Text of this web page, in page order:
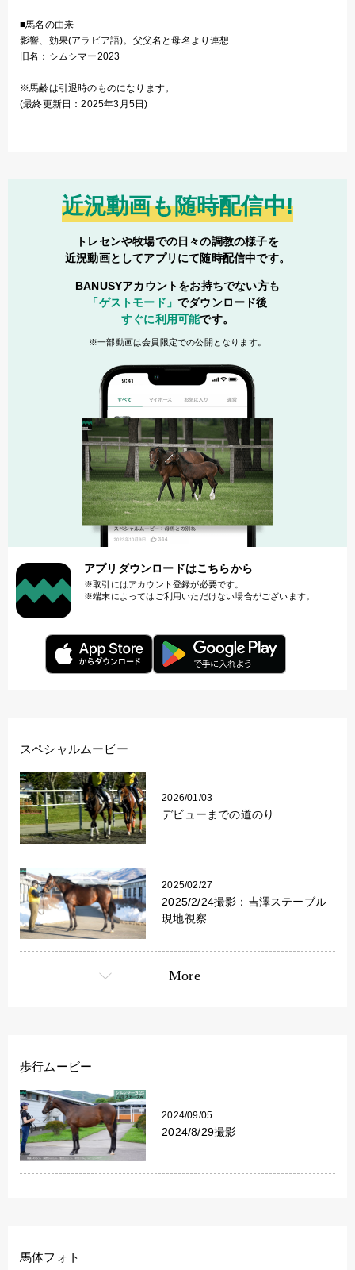
■馬名の由来
影響、効果(アラビア語)。父父名と母名より連想
旧名：シムシマー2023
※馬齢は引退時のものになります。
(最終更新日：2025年3月5日)
近況動画も随時配信中!
トレセンや牧場での日々の調教の様子を
近況動画としてアプリにて随時配信中です。
BANUSYアカウントをお持ちでない方も
「ゲストモード」 でダウンロード後
すぐに利用可能です。
一部動画は会員限定での公開となります。
アプリダウンロードはこちらから
取引にはアカウント登録が必要です。
端末によってはご利用いただけない場合がございます。
スペシャルムービー
2026/01/03
デビューまでの道のり
2025/02/27
2025/2/24撮影：吉澤ステーブル
現地視察
More
歩行ムービー
2024/09/05
2024/8/29撮影
馬体フォト